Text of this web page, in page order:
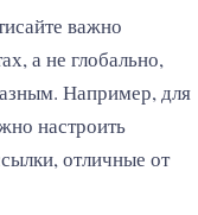
важно
а не глобально,
Например, для
настроить
отличные от